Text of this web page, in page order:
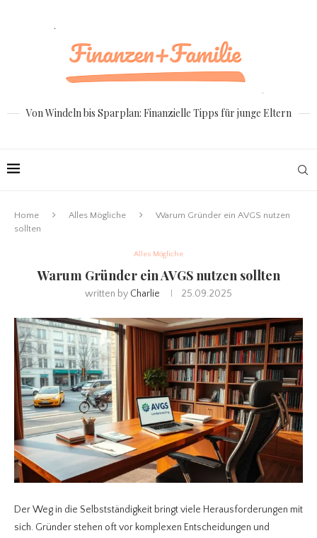
Von Windeln bis Sparplan: Finanzielle Tipps für junge Eltern
Home Alles Mögliche
Warum Gründer ein AVGS nutzen
sollten
Alles Mögliche
Warum Gründer ein AVGS nutzen sollten
written by Charlie 25.09.2025
Der Weg in die Selbstständigkeit bringt viele Herausforderungen mit
sich. Gründer stehen oft vor komplexen Entscheidungen und